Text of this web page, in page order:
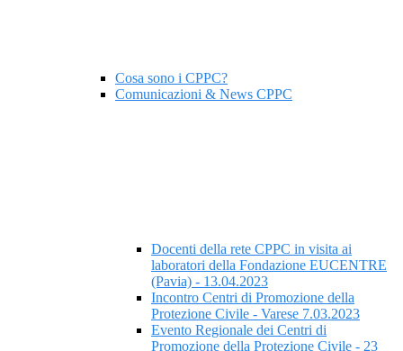
Cosa sono i CPPC?
Comunicazioni & News CPPC
Docenti della rete CPPC in visita ai
laboratori della Fondazione EUCENTRE
(Pavia) - 13.04.2023
Incontro Centri di Promozione della
Protezione Civile - Varese 7.03.2023
Evento Regionale dei Centri di
Promozione della Protezione Civile - 23